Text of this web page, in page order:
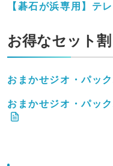
【碁石が浜専用】テ
お得なセット割
おまかせジオ・パッ
おまかせジオ・パッ